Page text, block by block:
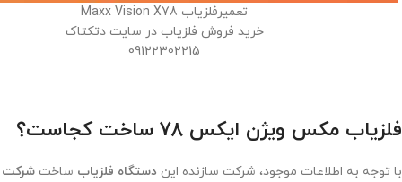
تعمیرفلزیاب Maxx Vision X78
خرید فروش فلزیاب در سایت دتکتاک
09122302215
فلزیاب مکس ویژن ایکس 78 ساخت کجاست؟
با توجه به اطلاعات موجود، شرکت سازنده این دستگاه فلزیاب ساخت شرکت